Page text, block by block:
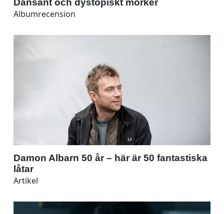
Dansant och dystopiskt mörker
Albumrecension
Damon Albarn 50 år – här är 50 fantastiska
låtar
Artikel